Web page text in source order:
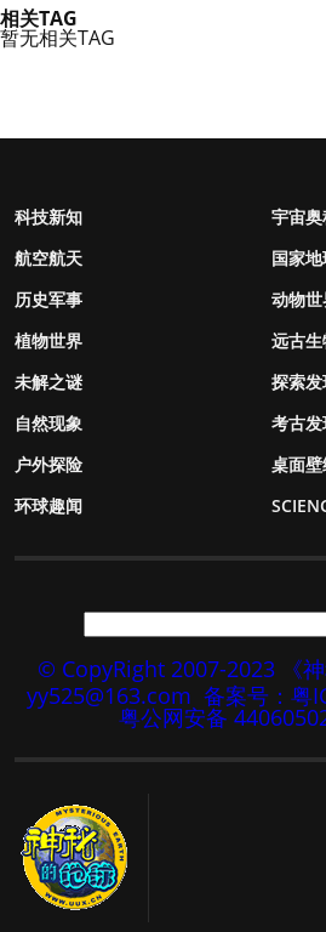
相关TAG
暂无相关TAG
科技新知
宇宙
航空航天
国家
历史军事
动物
植物世界
远古
未解之谜
探索
自然现象
考古
户外探险
桌面
环球趣闻
© CopyRight 2007-2023 《神
yy525@163.com 备案号：粤
粤公网安备